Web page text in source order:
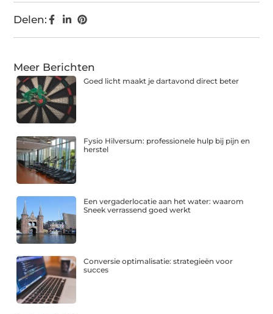
Delen:
Meer Berichten
Goed licht maakt je dartavond direct beter
Fysio Hilversum: professionele hulp bij pijn en
herstel
Een vergaderlocatie aan het water: waarom
Sneek verrassend goed werkt
Conversie optimalisatie: strategieën voor
succes